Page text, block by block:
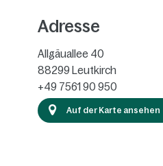
Adresse
Allgäuallee 40
88299 Leutkirch
+49 7561 90 950
Auf der Karte ansehen